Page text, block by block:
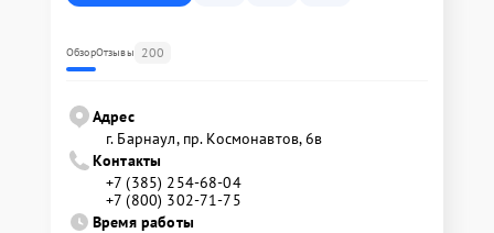
ОбзорОтзывы 200
Адрес
г. Барнаул, ​пр. Космонавтов, 6в
Контакты
+7 (385) 254-68-04
+7 (800) 302-71-75
Время работы